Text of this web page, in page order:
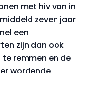
met hiv van in
zeven jaar
een
zijn dan ook
remmen en de
wordende